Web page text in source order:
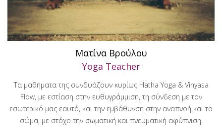
Ματίνα Βρούλου
Yoga Teacher
Τα μαθήματα της συνδυάζουν κυρίως Hatha Yoga & Vinyasa
Flow, με εστίαση στην ευθυγράμμιση, τη σύνδεση με τον
εσωτερικό μας εαυτό, και την εμβάθυνση στην αναπνοή και το
σώμα, με στόχο την σωματική και πνευματική αφύπνιση.